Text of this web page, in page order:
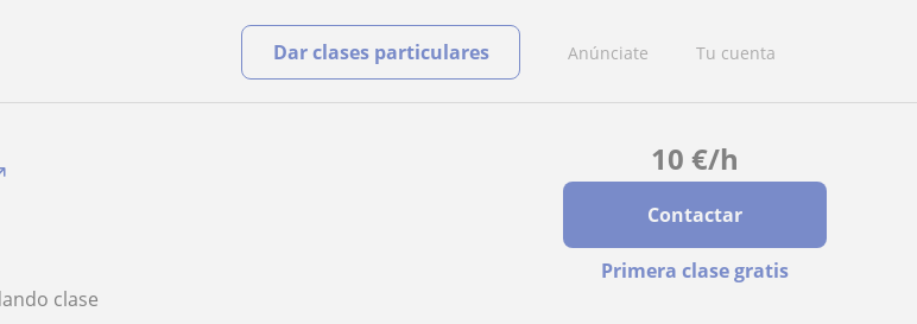
Anúnciate Tu cuenta
Dar clases particulares
10 €/h
Contactar
Primera clase gratis
clase